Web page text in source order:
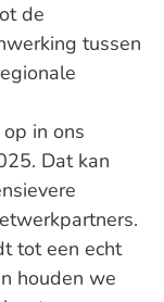
de
tussen
in ons
Dat kan
tot een echt
houden we